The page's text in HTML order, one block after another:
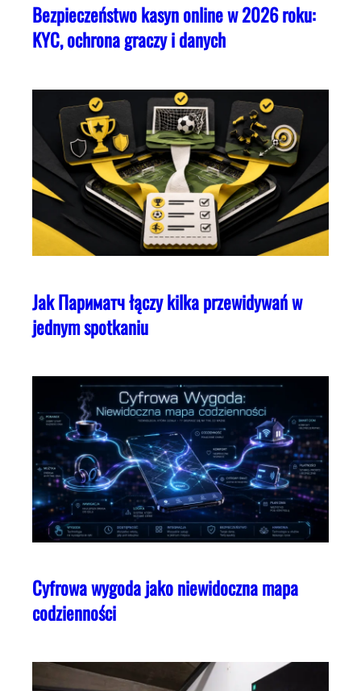
Bezpieczeństwo kasyn online w 2026 roku:
KYC, ochrona graczy i danych
Jak Париматч łączy kilka przewidywań w
jednym spotkaniu
Cyfrowa wygoda jako niewidoczna mapa
codzienności